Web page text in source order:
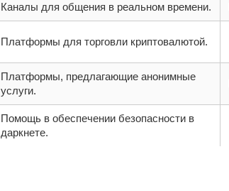
Каналы для общения в реальном времени.
Платформы для торговли криптовалютой.
Платформы, предлагающие анонимные
услуги.
Помощь в обеспечении безопасности в
даркнете.